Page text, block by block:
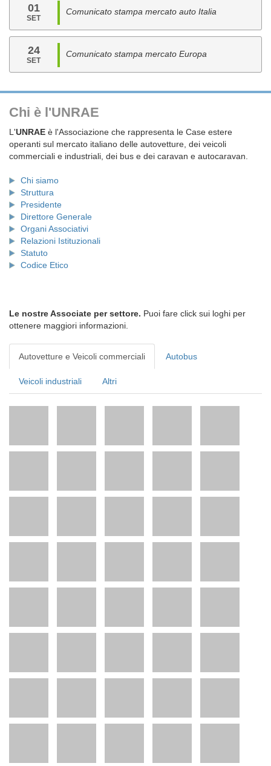
01
SET
Comunicato stampa mercato auto Italia
24
SET
Comunicato stampa mercato Europa
Chi è l'UNRAE
L'UNRAE è l'Associazione che rappresenta le Case estere
operanti sul mercato italiano delle autovetture, dei veicoli
commerciali e industriali, dei bus e dei caravan e autocaravan.
Chi siamo
Struttura
Presidente
Direttore Generale
Organi Associativi
Relazioni Istituzionali
Statuto
Codice Etico
Le nostre Associate per settore. Puoi fare click sui loghi per
ottenere maggiori informazioni.
Autovetture e Veicoli commerciali Autobus
Veicoli industriali Altri